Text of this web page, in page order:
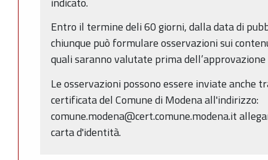
Entro il termine deli 60 giorni, dalla data di
chiunque può formulare osservazioni sui
quali saranno valutate prima
Le osservazioni possono essere inviate anche
certificata del Comune di Modena all'indirizzo:
comune.modena@cert.comune.modena.it
carta d'identità.